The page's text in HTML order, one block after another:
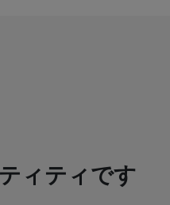
ィティです